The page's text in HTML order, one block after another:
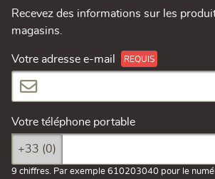
Recevez des informations sur les
magasins.
Votre adresse e-mail
Votre téléphone portable
+33 (0)
9 chiffres. Par exemple 610203040 pour le